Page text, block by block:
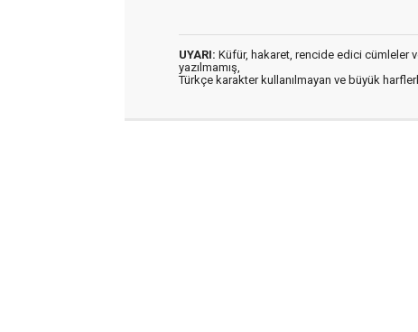
UYARI: Küfür, hakaret, rencide edici cümleler
yazılmamış,
Türkçe karakter kullanılmayan ve büyük